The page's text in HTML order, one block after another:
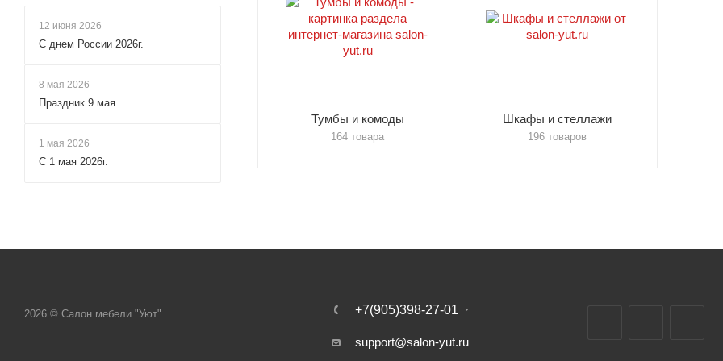
Тумбы и комоды
164 товара
Шкафы и стеллажи
196 товаров
12 июня 2026
С днем России 2026г.
8 мая 2026
Праздник 9 мая
1 мая 2026
С 1 мая 2026г.
2026 © Салон мебели "Уют" +7(905)398-27-01
support@salon-yut.ru